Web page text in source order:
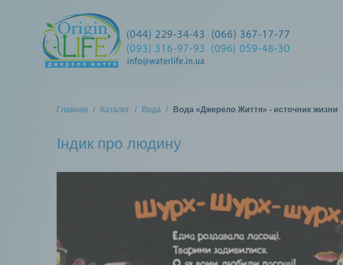
Главная Каталог Вода Вода «Джерело Життя» - источник жизни
Індик про людину